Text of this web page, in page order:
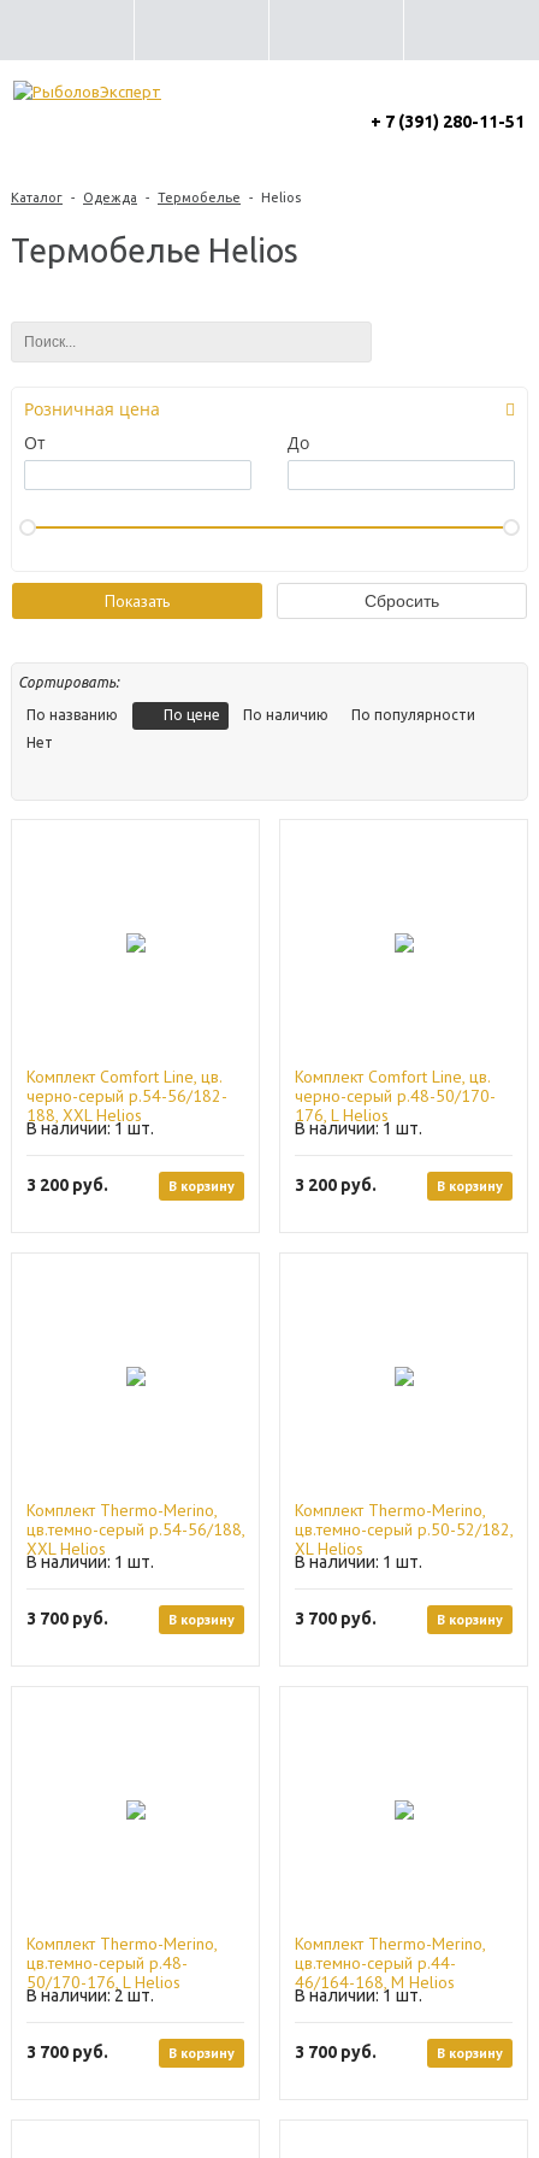
+ 7 (391) 280-11-51
Каталог - Одежда - Термобелье - Helios
Термобелье Helios
Розничная цена
От
До
Сортировать:
По названию По цене По наличию
По популярности
Нет
Комплект Сomfort Line, цв.
черно-серый р.54-56/182-
188, XXL Helios
1
3 200 руб. В корзину
Комплект Сomfort Line, цв.
черно-серый р.48-50/170-
176, L Helios
1
3 200 руб. В корзину
Комплект Thermo-Merino,
цв.темно-серый р.54-56/188,
ХXL Helios
1
3 700 руб. В корзину
Комплект Thermo-Merino,
цв.темно-серый р.50-52/182,
XL Helios
1
3 700 руб. В корзину
Комплект Thermo-Merino,
цв.темно-серый р.48-
50/170-176, L Helios
2
3 700 руб. В корзину
Комплект Thermo-Merino,
цв.темно-серый р.44-
46/164-168, M Helios
1
3 700 руб. В корзину